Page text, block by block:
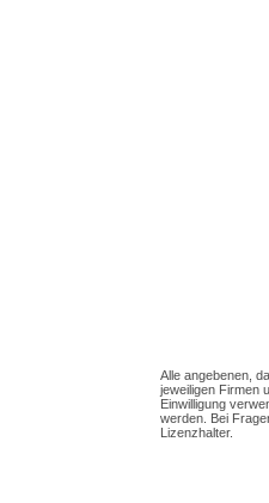
Alle angebenen,
jeweiligen Firmen
Einwilligung
werden. Bei
Lizenzhalter.